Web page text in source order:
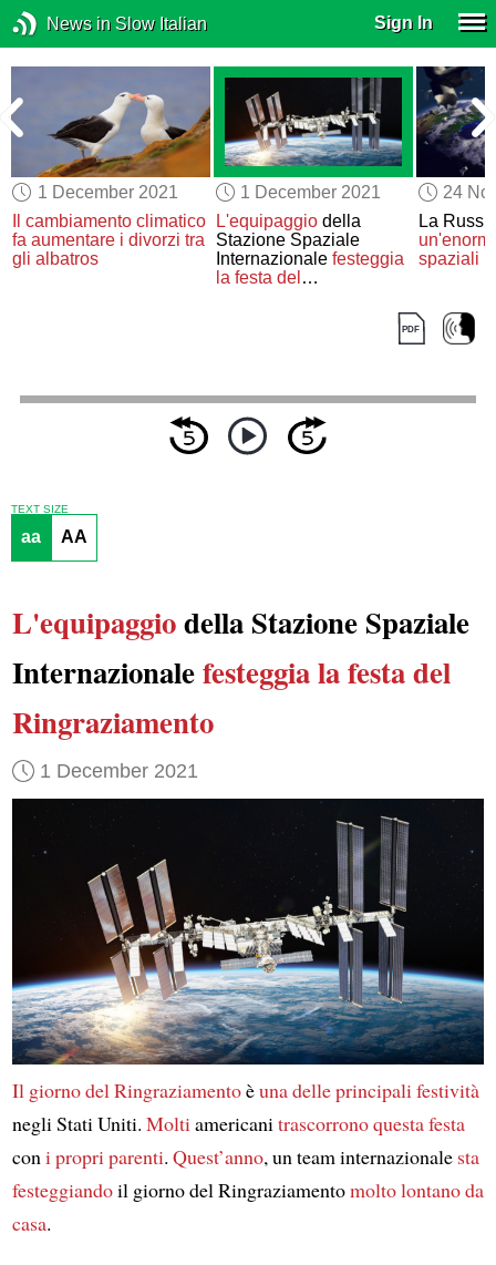
News in Slow Italian Sign In
1 December 2021
Il cambiamento climatico
fa aumentare i divorzi tra
gli albatros
1 December 2021
L'equipaggiodella
Stazione Spaziale
Internazionale festeggia
la festa del
24
La
spaziali
TEXT SIZE
aa AA
L'equipaggiodella Stazione Spaziale
Internazionalefesteggiala festa del
Ringraziamento
1 December 2021
Il giorno del Ringraziamentoèunadelle principali festività
negli Stati Uniti. Moltiamericanitrascorronoquesta festa
coni propri parenti. Quest’anno, un team internazionale sta
festeggiandoil giorno del Ringraziamentomolto lontanoda
casa.